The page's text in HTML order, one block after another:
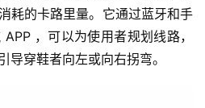
耗的卡路里量。它通过蓝牙和手
，可以为使用者规划线路，
导穿鞋者向左或向右拐弯。